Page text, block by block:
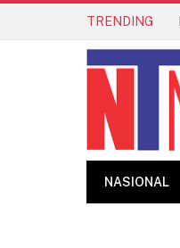
TRENDING
NASIONAL